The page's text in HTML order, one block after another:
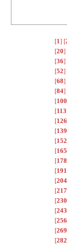
[1] [
[20]
[36]
[52]
[68]
[84]
[100
[113
[126
[139
[152
[165
[178
[191
[204
[217
[230
[243
[256
[269
[282